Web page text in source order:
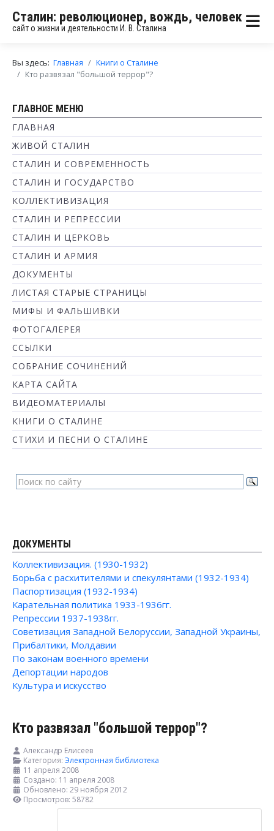
Сталин: революционер, вождь, человек
сайт о жизни и деятельности И. В. Сталина
Вы здесь: Главная
Книги о Сталине
Кто развязал "большой террор"?
ГЛАВНОЕ МЕНЮ
ГЛАВНАЯ
ЖИВОЙ СТАЛИН
СТАЛИН И СОВРЕМЕННОСТЬ
СТАЛИН И ГОСУДАРСТВО
КОЛЛЕКТИВИЗАЦИЯ
СТАЛИН И РЕПРЕССИИ
СТАЛИН И ЦЕРКОВЬ
СТАЛИН И АРМИЯ
ДОКУМЕНТЫ
ЛИСТАЯ СТАРЫЕ СТРАНИЦЫ
МИФЫ И ФАЛЬШИВКИ
ФОТОГАЛЕРЕЯ
ССЫЛКИ
СОБРАНИЕ СОЧИНЕНИЙ
КАРТА САЙТА
ВИДЕОМАТЕРИАЛЫ
КНИГИ О СТАЛИНЕ
СТИХИ И ПЕСНИ О СТАЛИНЕ
ДОКУМЕНТЫ
Коллективизация. (1930-1932)
Борьба с расхитителями и спекулянтами (1932-1934)
Паспортизация (1932-1934)
Карательная политика 1933-1936гг.
Репрессии 1937-1938гг.
Советизация Западной Белоруссии, Западной Украины,
Прибалтики, Молдавии
По законам военного времени
Депортации народов
Культура и искусство
Кто развязал "большой террор"?
Александр Елисеев
Категория: Электронная библиотека
11 апреля 2008
Создано: 11 апреля 2008
Обновлено: 29 ноября 2012
Просмотров: 58782